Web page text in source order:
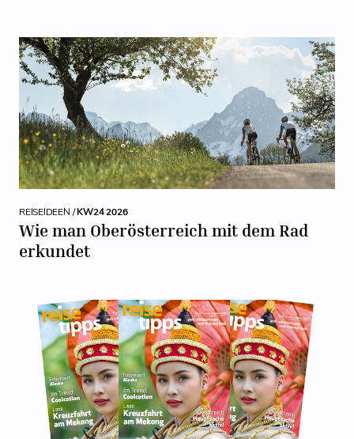
REISEIDEEN /KW24 2026
Wie man Oberösterreich mit dem Rad
erkundet